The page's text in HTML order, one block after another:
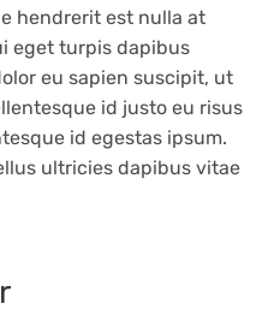
hendrerit est nulla at
eget turpis dapibus
eu sapien suscipit, ut
id justo eu risus
id egestas ipsum.
ultricies dapibus vitae